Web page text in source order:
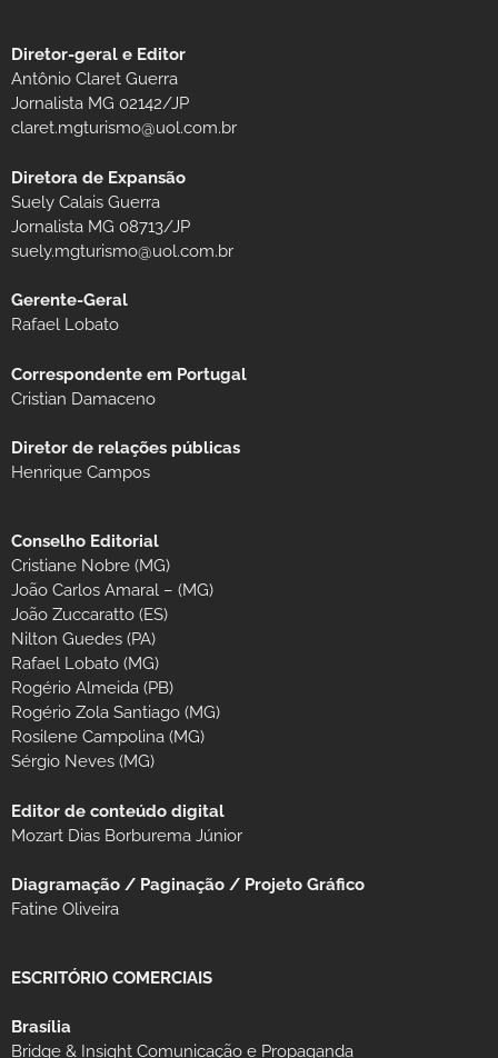
Diretor-geral e Editor
Antônio Claret Guerra
Jornalista MG 02142/JP
claret.mgturismo@uol.com.br
Diretora de Expansão
Suely Calais Guerra
Jornalista MG 08713/JP
suely.mgturismo@uol.com.br
Gerente-Geral
Rafael Lobato
Correspondente em Portugal
Cristian Damaceno
Diretor de relações públicas
Henrique Campos
Conselho Editorial
Cristiane Nobre (MG)
João Carlos Amaral – (MG)
João Zuccaratto (ES)
Nilton Guedes (PA)
Rafael Lobato (MG)
Rogério Almeida (PB)
Rogério Zola Santiago (MG)
Rosilene Campolina (MG)
Sérgio Neves (MG)
Editor de conteúdo digital
Mozart Dias Borburema Júnior
Diagramação / Paginação / Projeto Gráfico
Fatine Oliveira
ESCRITÓRIO COMERCIAIS
Brasília
Bridge & Insight Comunicação e Propaganda